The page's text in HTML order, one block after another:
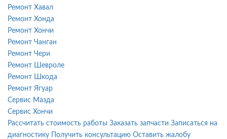
Ремонт Хавал
Ремонт Хонда
Ремонт Хончи
Ремонт Чанган
Ремонт Чери
Ремонт Шевроле
Ремонт Шкода
Ремонт Ягуар
Сервис Мазда
Сервис Хончи
Рассчитать стоимость работы Заказать запчасти Записаться на
диагностику
Получить консультацию Оставить жалобу